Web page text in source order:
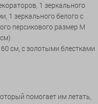
1 зеркального
1 зеркального белого с
персикового размер М
см, с золотыми блестками
помогает им летать,